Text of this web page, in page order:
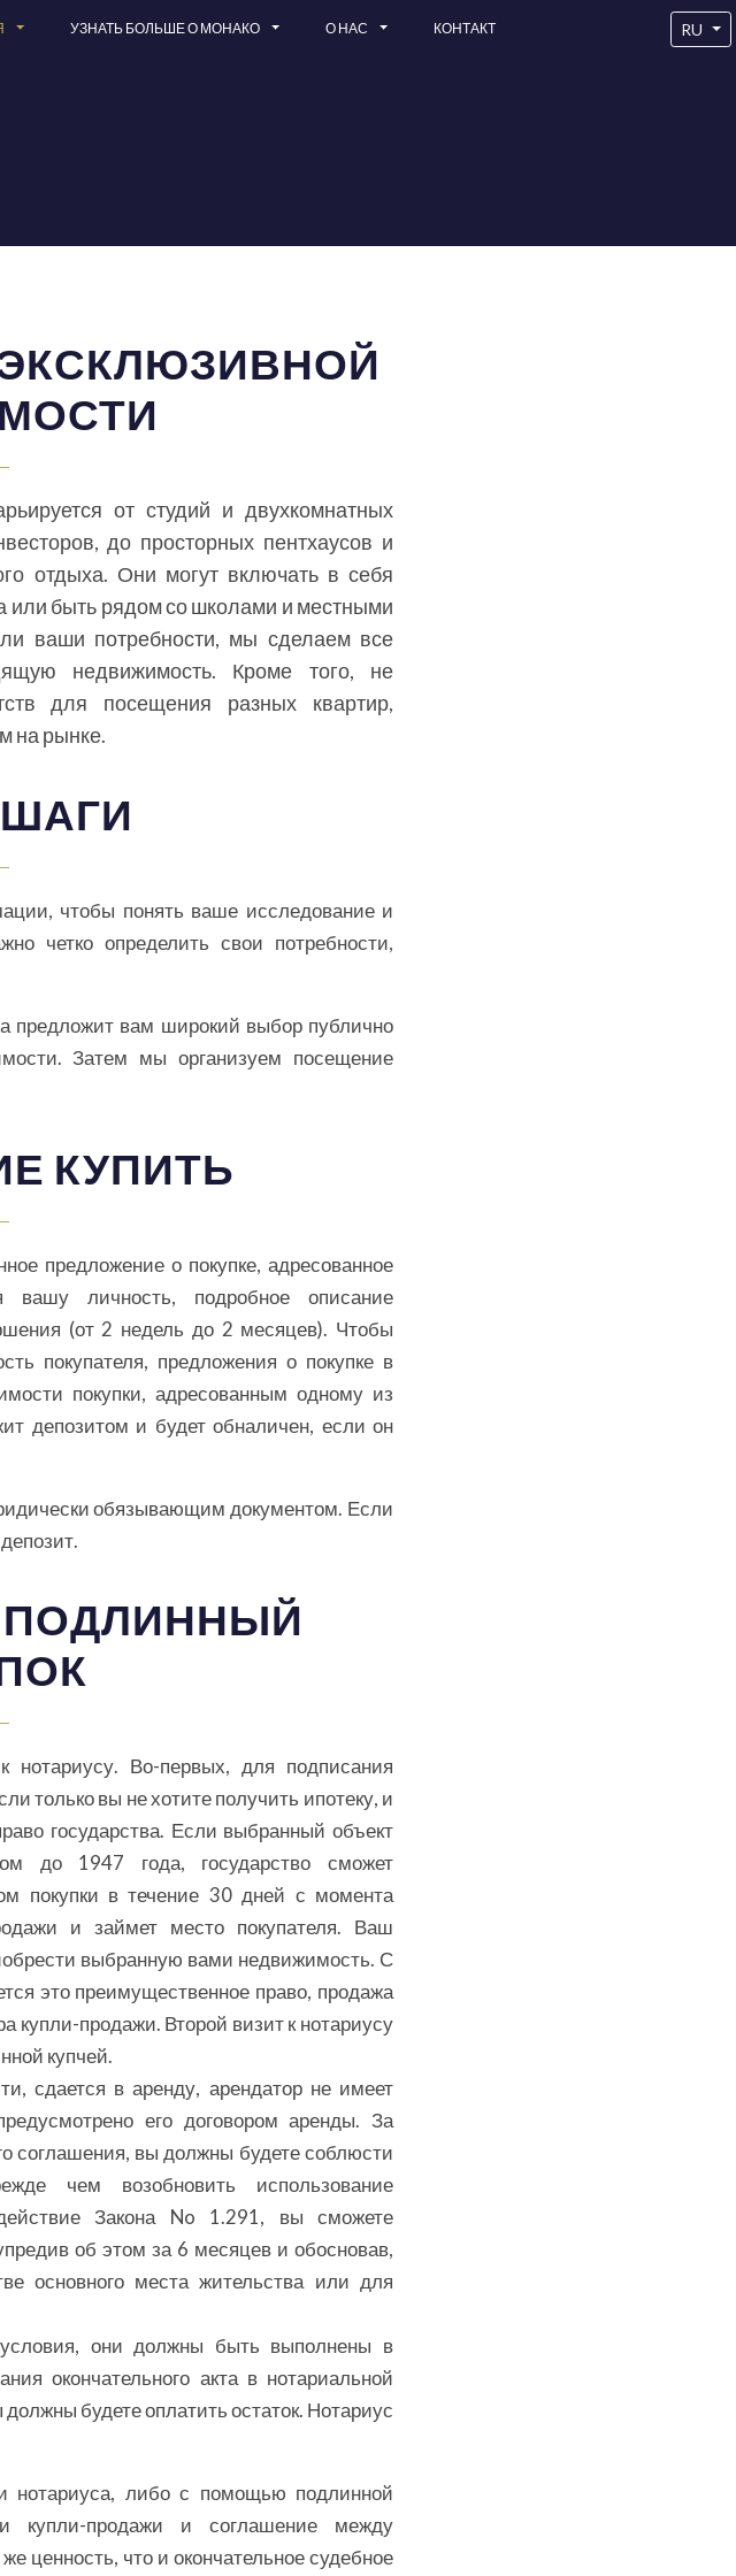
УЗНАТЬ БОЛЬШЕ О МОНАКО О НАС КОНТАКТ RU
от студий и двухкомнатных
до просторных пентхаусов и
отдыха. Они могут включать в себя
или быть рядом со школами и местными
ваши потребности, мы сделаем все
недвижимость. Кроме того, не
для посещения разных квартир,
на рынке.
чтобы понять ваше исследование и
четко определить свои потребности,
предложит вам широкий выбор публично
Затем мы организуем посещение
КУПИТЬ
предложение о покупке, адресованное
личность, подробное описание
(от 2 недель до 2 месяцев). Чтобы
покупателя, предложения о покупке в
покупки, адресованным одному из
депозитом и будет обналичен, если он
обязывающим документом. Если
Во-первых, для подписания
только вы не хотите получить ипотеку, и
государства. Если выбранный объект
до 1947 года, государство сможет
покупки в течение 30 дней с момента
и займет место покупателя. Ваш
выбранную вами недвижимость. С
это преимущественное право, продажа
купли-продажи. Второй визит к нотариусу
купчей.
сдается в аренду, арендатор не имеет
его договором аренды. За
соглашения, вы должны будете соблюсти
чем возобновить использование
Закона No 1.291, вы сможете
об этом за 6 месяцев и обосновав,
основного места жительства или для
они должны быть выполнены в
окончательного акта в нотариальной
будете оплатить остаток. Нотариус
нотариуса, либо с помощью подлинной
купли-продажи и соглашение между
ценность, что и окончательное судебное